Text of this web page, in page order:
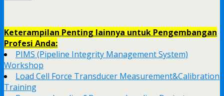
Keterampilan Penting lainnya untuk Pengembangan
Profesi Anda:
PIMS (Pipeline Integrity Management System)
Workshop
Load Cell Force Transducer Measurement&Calibration
Training